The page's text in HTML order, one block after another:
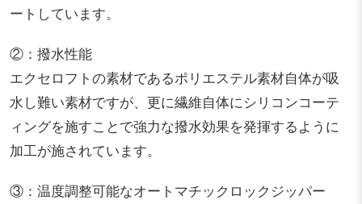
ートしています。
②：撥水性能
エクセロフトの素材であるポリエステル素材自体が吸
水し難い素材ですが、更に繊維自体にシリコンコーテ
ィングを施すことで強力な撥水効果を発揮するように
加工が施されています。
③：温度調整可能なオートマチックロックジッパー